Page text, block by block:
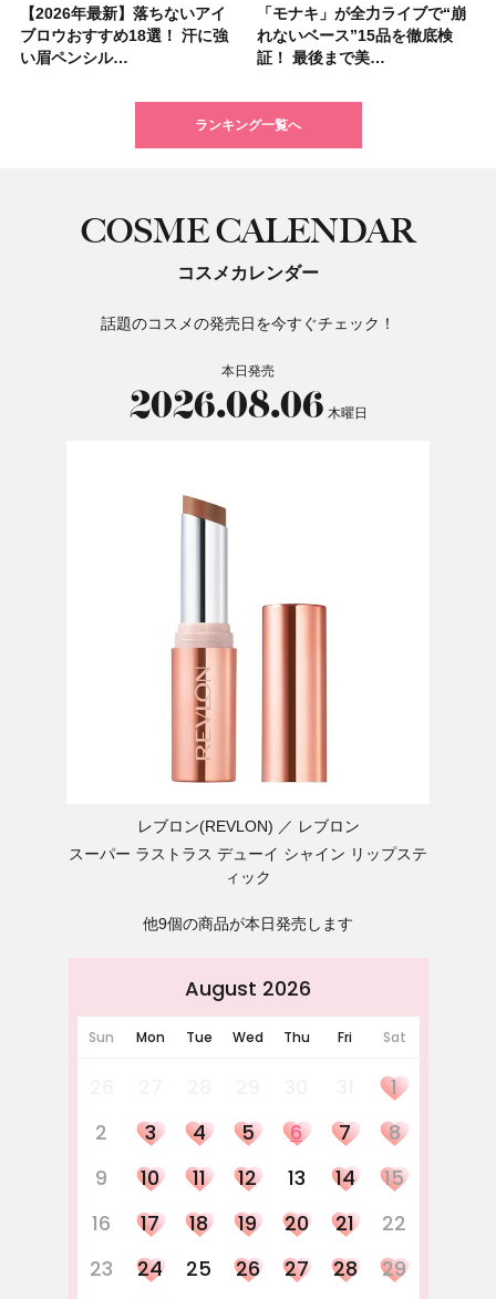
【2026年最新】落ちないアイ
ブロウおすすめ18選！ 汗に強
い眉ペンシル…
「モナキ」が全力ライブで“崩
れないベース”15品を徹底検
証！ 最後まで美…
【2026夏】「ハリ・たるみケ
ア」ランキングTOP5！＜マキ
アビューティ…
【2026夏】「シワケア」ラン
キングTOP5！＜マキアビュー
ティーズが投…
【2026年最新】落ちないアイ
ブロウおすすめ18選！ 汗に強
い眉ペンシル…
「モナキ」が全力ライブで“崩
れないベース”15品を徹底検
証！ 最後まで美…
【2026年】ボディ用日焼け止
めUVのおすすめ20選！ この夏
注目の人気…
「ミス ディオール オードゥ パ
ルファン」が新たな装いで登
場！ シルバー…
【板野友美さんの美活】「最
近、下の歯の矯正を再開したん
です」オーラルケア…
【石井美保さんのおすすめお菓
子＆お茶10選】手土産にもぴっ
たり
【2026年夏】小顔に見えるボ
ブの髪型37選！ レイヤー・切
りっぱなしな…
【2026年】最新トレンド「ボ
ブ」13種類を徹底解説！ 定番
＆人気の髪型…
石井美保さん祝50歳！ アニバ
ーサリーイベントに込めた思
い、今夢中なボデ…
【無印良品】スキンケア×衣料
素材の最強タッグで実現！ 着
るだけで保湿でき…
【全色レビュー】ケイト メロ
ウブラウンアイズ限定色追加！
イエベ・ブルベ別…
【キャンメイク】売切続出！先
行発売中の「クリアヴェールセ
ッティングパウダ…
ランキング一覧へ
COSME CALENDAR
コスメカレンダー
話題のコスメの発売日を今すぐチェック！
本日発売
2026.08.06 木曜日
レブロン(REVLON)
レブロン
スーパー ラストラス デューイ シャイン リップステ
ィック
他9個の商品が本日発売します
August 2026
Sun Mon Tue Wed Thu Fri Sat
1
2
3 4 5 6 7
8
9
10 11 12 13 14
15
16
17 18 19 20 21
22
23
24 25 26 27 28
29